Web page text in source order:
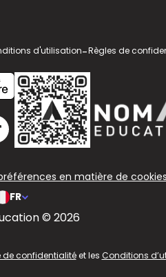
d'utilisation-Règles de
en matière de
FR
© 2026
de confidentialitéet les Conditions